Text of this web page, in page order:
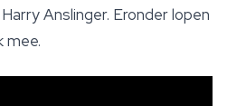
Anslinger. Eronder lopen
mee.